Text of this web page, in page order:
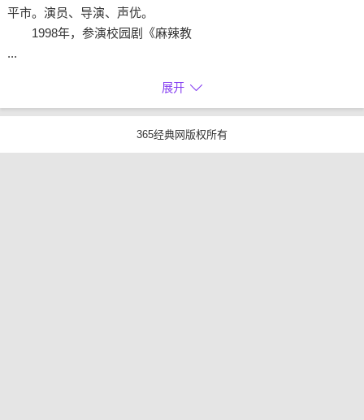
平市。演员、导演、声优。
1998年，参演校园剧《麻辣教
...
展开
365经典网版权所有